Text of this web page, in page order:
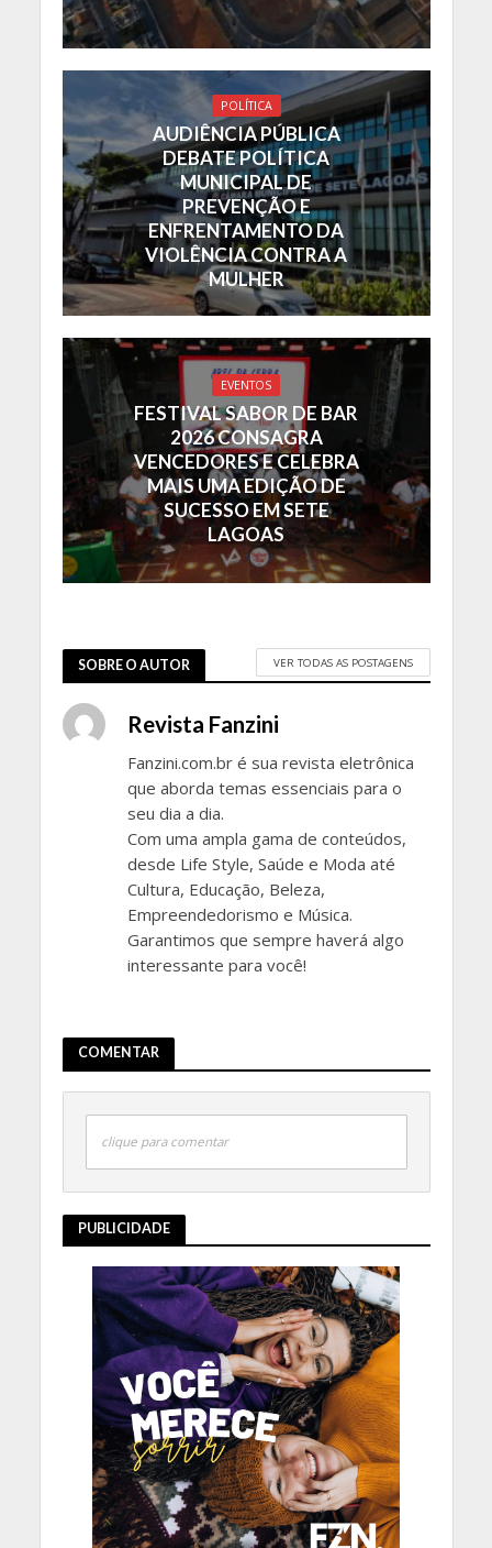
POLÍTICA
AUDIÊNCIA PÚBLICA
DEBATE POLÍTICA
MUNICIPAL DE
PREVENÇÃO E
ENFRENTAMENTO DA
VIOLÊNCIA CONTRA A
MULHER
EVENTOS
FESTIVAL SABOR DE BAR
2026 CONSAGRA
VENCEDORES E CELEBRA
MAIS UMA EDIÇÃO DE
SUCESSO EM SETE
LAGOAS
SOBRE O AUTOR VER TODAS AS POSTAGENS
Revista Fanzini
Fanzini.com.br é sua revista eletrônica
que aborda temas essenciais para o
seu dia a dia.
Com uma ampla gama de conteúdos,
desde Life Style, Saúde e Moda até
Cultura, Educação, Beleza,
Empreendedorismo e Música.
Garantimos que sempre haverá algo
interessante para você!
COMENTAR
clique para comentar
PUBLICIDADE